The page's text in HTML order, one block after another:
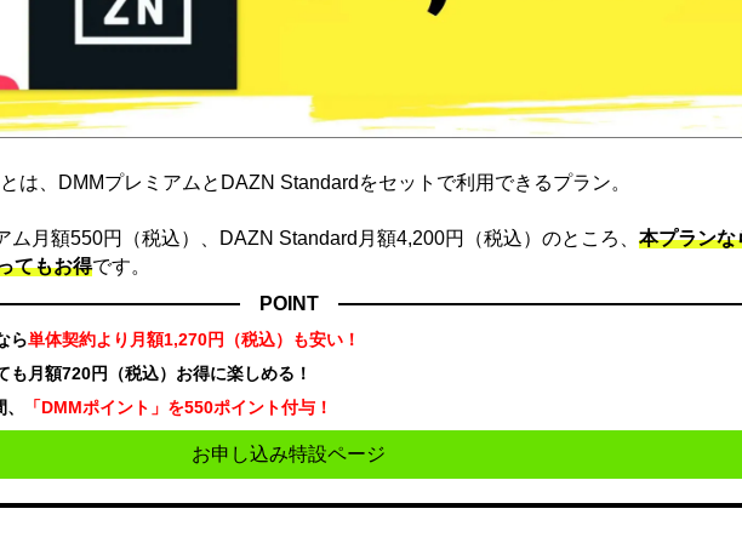
は、DMMプレミアムとDAZN Standardをセットで利用できるプラン。
ム月額550円（税込）、DAZN Standard月額4,200円（税込）のところ、 本プランな
てもお得です。
POINT
ら単体契約より月額1,270円（税込）も安い！
月額720円（税込）お得に楽しめる！
「DMMポイント」を550ポイント付与！
お申し込み特設ページ